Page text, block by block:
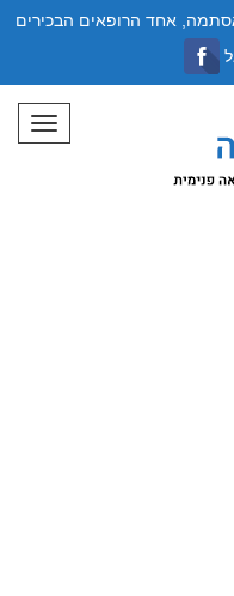
תפריט
אחד הרופאים הבכירים